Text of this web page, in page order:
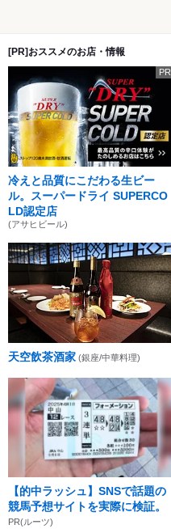
[PR]おススメのお店・情報
PR
冷えと品質にこだわる生ビー
ル。スーパードライ SUPERCO
LD認定店
(アサヒビール)
天空飲茶酒家 (銀座/中華料理)
【的中ラッシュ】SNSで話題の
競馬予想サイトを実際に検証。
PR(ルーツ)